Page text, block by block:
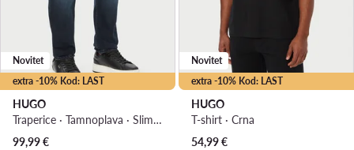
extra -10% Kod: LAST
Novitet
HUGO
Traperice · Tamnoplava · Slim Fit
99,99€
extra -10% Kod: LAST
Novitet
HUGO
T-shirt · Crna
54,99€